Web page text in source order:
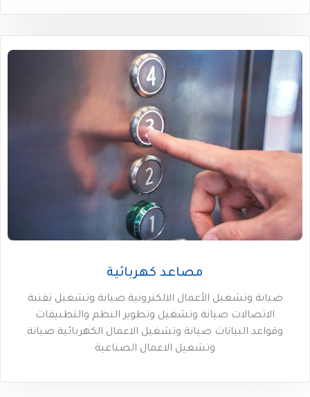
مصاعد كهربائية
صيانة وتشغيل الأعمال الالكترونية صيانة وتشغيل تقنية
الاتصالات صيانة وتشغيل وتطوير النظم والتطبيقات
وقواعد البيانات صيانة وتشغيل الاعمال الكهربائية صيانة
وتشغيل الاعمال الصناعية